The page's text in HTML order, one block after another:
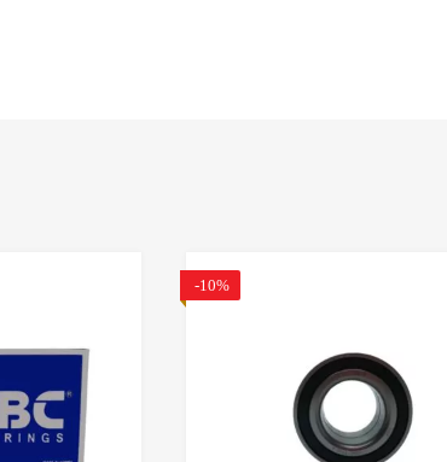
Agregar a lista de deseos
-10%